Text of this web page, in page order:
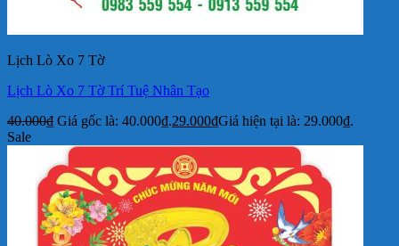
Lịch Lò Xo 7 Tờ
Lịch Lò Xo 7 Tờ Trí Tuệ Nhân Tạo
40.000₫ Giá gốc là: 40.000₫.29.000₫Giá hiện tại là: 29.000₫.
Sale